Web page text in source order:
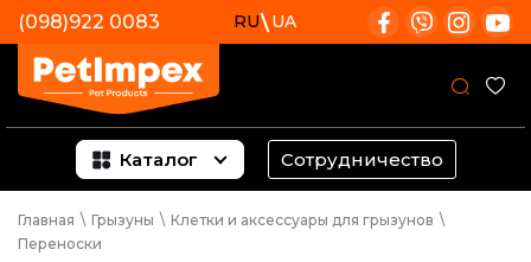
(098)922 0083 RU UA
Каталог Сотрудничество
Главная \ Грызуны \ Клетки и аксессуары для грызунов \
Переноски